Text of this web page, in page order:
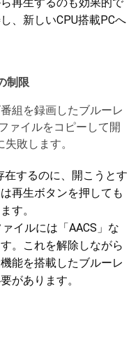
、新しいCPU搭載PCへ
制限
組を録画したブルーレ
ァイルをコピーして開
敗します。
在するのに、開こうとす
再生ボタンを押しても
す。
イルには「AACS」な
。これを解除しながら
能を搭載したブルーレ
があります。